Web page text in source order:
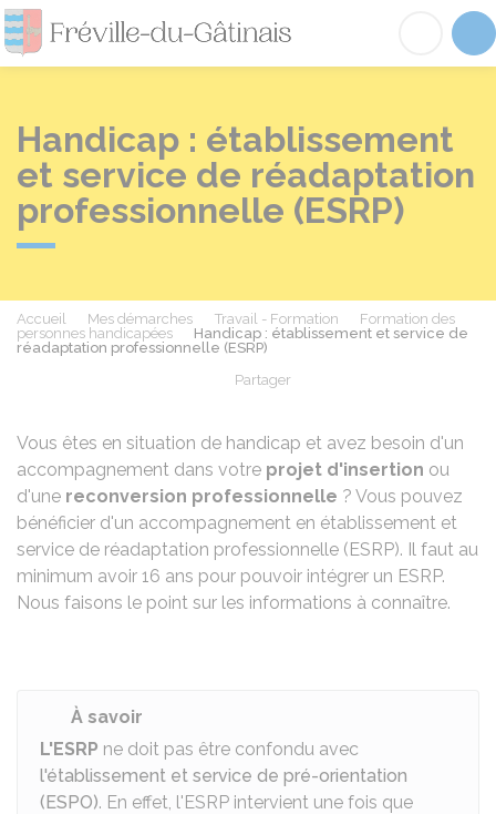
Fréville-du-
Handicap : établissement
et service de réadaptation
professionnelle (ESRP)
Accueil Mes démarches Travail - Formation
Formation des
personnes handicapées
Handicap : établissement et service de
réadaptation professionnelle (ESRP)
Partager
Vous êtes en situation de handicap et avez besoin d'un
accompagnement dans votre projet d'insertion ou
d'une reconversion professionnelle ? Vous pouvez
bénéficier d'un accompagnement en établissement et
service de réadaptation professionnelle (ESRP). Il faut au
minimum avoir 16 ans pour pouvoir intégrer un ESRP.
Nous faisons le point sur les informations à connaître.
À savoir
L'ESRP ne doit pas être confondu avec
l'établissement et service de pré-orientation
(ESPO). En effet, l'ESRP intervient une fois que